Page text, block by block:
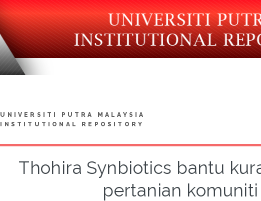
UNIVERSITI PUTRA MALAYSIA
INSTITUTIONAL REPOSITORY
Thohira Synbiotics bantu
pertanian